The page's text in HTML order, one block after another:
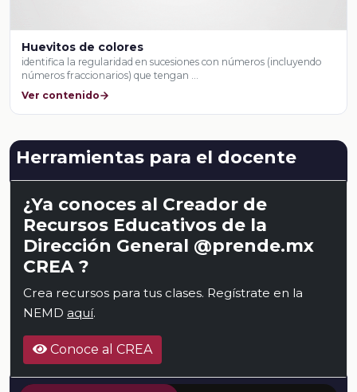
Huevitos de colores
identifica la regularidad en sucesiones con números (incluyendo
números fraccionarios) que tengan …
Ver contenido
Herramientas para el docente
¿Ya conoces al Creador de
Recursos Educativos de la
Dirección General @prende.mx
CREA ?
Crea recursos para tus clases. Regístrate en la
NEMD aquí.
Conoce al CREA